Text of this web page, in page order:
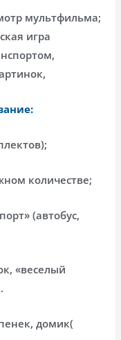
мультфильма;
игра
количестве;
(автобус,
«веселый
домик(